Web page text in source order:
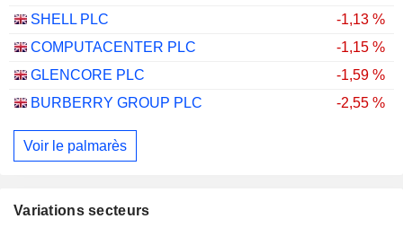
SHELL PLC
-1,13 %
COMPUTACENTER PLC
-1,15 %
GLENCORE PLC
-1,59 %
BURBERRY GROUP PLC
-2,55 %
Voir le palmarès
Variations secteurs